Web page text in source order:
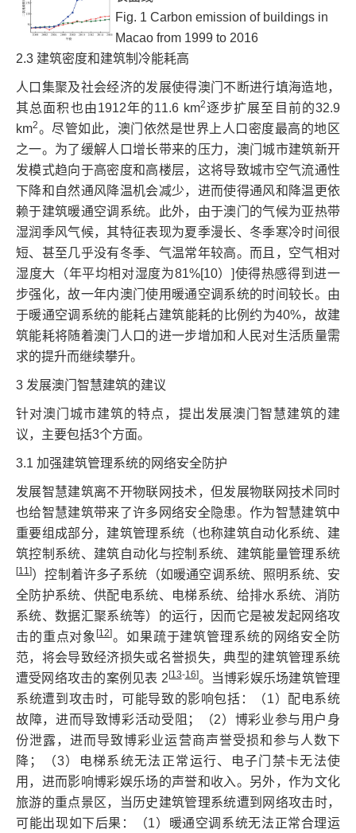
Fig. 1 Carbon emission of buildings in
Macao from 1999 to 2016
2.3 建筑密度和建筑制冷能耗高
人口集聚及社会经济的发展使得澳门不断进行填海造地，
其总面积也由1912年的11.6 km2逐步扩展至目前的32.9
km2。尽管如此，澳门依然是世界上人口密度最高的地区
之一。为了缓解人口增长带来的压力，澳门城市建筑新开
发模式趋向于高密度和高楼层，这将导致城市空气流通性
下降和自然通风降温机会减少，进而使得通风和降温更依
赖于建筑暖通空调系统。此外，由于澳门的气候为亚热带
湿润季风气候，其特征表现为夏季漫长、冬季寒冷时间很
短、甚至几乎没有冬季、气温常年较高。而且，空气相对
湿度大（年平均相对湿度为81%[10）]使得热感得到进一
步强化，故一年内澳门使用暖通空调系统的时间较长。由
于暖通空调系统的能耗占建筑能耗的比例约为40%，故建
筑能耗将随着澳门人口的进一步增加和人民对生活质量需
求的提升而继续攀升。
3 发展澳门智慧建筑的建议
针对澳门城市建筑的特点，提出发展澳门智慧建筑的建
议，主要包括3个方面。
3.1 加强建筑管理系统的网络安全防护
发展智慧建筑离不开物联网技术，但发展物联网技术同时
也给智慧建筑带来了许多网络安全隐患。作为智慧建筑中
重要组成部分，建筑管理系统（也称建筑自动化系统、建
筑控制系统、建筑自动化与控制系统、建筑能量管理系统
[11]）控制着许多子系统（如暖通空调系统、照明系统、安
全防护系统、供配电系统、电梯系统、给排水系统、消防
系统、数据汇聚系统等）的运行，因而它是被发起网络攻
击的重点对象[12]。如果疏于建筑管理系统的网络安全防
范，将会导致经济损失或名誉损失，典型的建筑管理系统
遭受网络攻击的案例见表 2 [13-16]。当博彩娱乐场建筑管理
系统遭到攻击时，可能导致的影响包括：（1）配电系统
故障，进而导致博彩活动受阻；（2）博彩业参与用户身
份泄露，进而导致博彩业运营商声誉受损和参与人数下
降；（3）电梯系统无法正常运行、电子门禁卡无法使
用，进而影响博彩娱乐场的声誉和收入。另外，作为文化
旅游的重点景区，当历史建筑管理系统遭到网络攻击时，
可能出现如下后果：（1）暖通空调系统无法正常合理运